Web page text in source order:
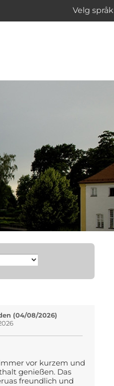
Velg språk
(04/08/2026)
vor kurzem und
genießen. Das
freundlich und